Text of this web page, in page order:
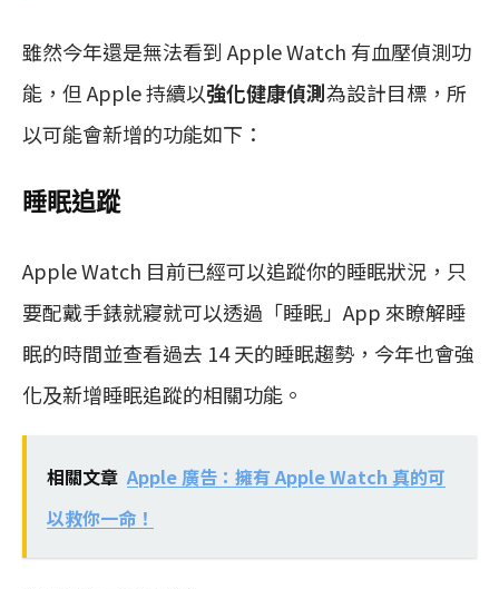
雖然今年還是無法看到 Apple Watch 有血壓偵測功
能，但 Apple 持續以強化健康偵測為設計目標，所
以可能會新增的功能如下：
睡眠追蹤
Apple Watch 目前已經可以追蹤你的睡眠狀況，只
要配戴手錶就寢就可以透過「睡眠」App 來瞭解睡
眠的時間並查看過去 14 天的睡眠趨勢，今年也會強
化及新增睡眠追蹤的相關功能。
相關文章 Apple 廣告：擁有 Apple Watch 真的可
以救你一命！